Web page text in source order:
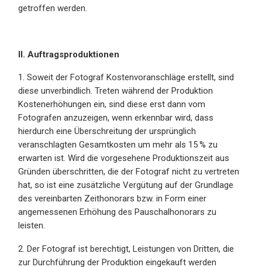
getroffen werden.
II. Auftragsproduktionen
1. Soweit der Fotograf Kostenvoranschläge erstellt, sind
diese unverbindlich. Treten während der Produktion
Kostenerhöhungen ein, sind diese erst dann vom
Fotografen anzuzeigen, wenn erkennbar wird, dass
hierdurch eine Überschreitung der ursprünglich
veranschlagten Gesamtkosten um mehr als 15 % zu
erwarten ist. Wird die vorgesehene Produktionszeit aus
Gründen überschritten, die der Fotograf nicht zu vertreten
hat, so ist eine zusätzliche Vergütung auf der Grundlage
des vereinbarten Zeithonorars bzw. in Form einer
angemessenen Erhöhung des Pauschalhonorars zu
leisten.
2. Der Fotograf ist berechtigt, Leistungen von Dritten, die
zur Durchführung der Produktion eingekauft werden